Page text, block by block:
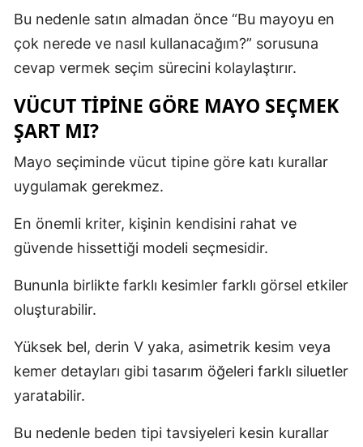
Bu nedenle satın almadan önce “Bu mayoyu en
çok nerede ve nasıl kullanacağım?” sorusuna
cevap vermek seçim sürecini kolaylaştırır.
VÜCUT TIPINE GÖRE MAYO SEÇMEK
ŞART MI?
Mayo seçiminde vücut tipine göre katı kurallar
uygulamak gerekmez.
En önemli kriter, kişinin kendisini rahat ve
güvende hissettiği modeli seçmesidir.
Bununla birlikte farklı kesimler farklı görsel etkiler
oluşturabilir.
Yüksek bel, derin V yaka, asimetrik kesim veya
kemer detayları gibi tasarım öğeleri farklı siluetler
yaratabilir.
Bu nedenle beden tipi tavsiyeleri kesin kurallar